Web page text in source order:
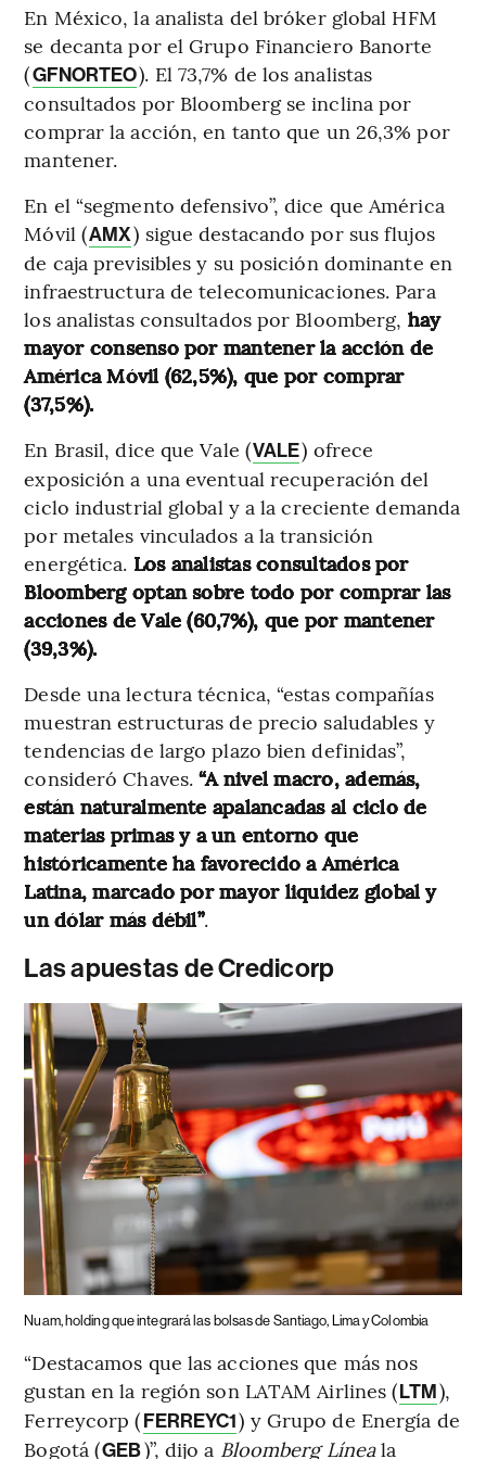
En México, la analista del bróker global HFM
se decanta por el Grupo Financiero Banorte
(GFNORTEO). El 73,7% de los analistas
consultados por Bloomberg se inclina por
comprar la acción, en tanto que un 26,3% por
mantener.
En el “segmento defensivo”, dice que América
Móvil (AMX) sigue destacando por sus flujos
de caja previsibles y su posición dominante en
infraestructura de telecomunicaciones. Para
los analistas consultados por Bloomberg, hay
mayor consenso por mantener la acción de
América Móvil (62,5%), que por comprar
(37,5%).
En Brasil, dice que Vale (VALE) ofrece
exposición a una eventual recuperación del
ciclo industrial global y a la creciente demanda
por metales vinculados a la transición
energética. Los analistas consultados por
Bloomberg optan sobre todo por comprar las
acciones de Vale (60,7%), que por mantener
(39,3%).
Desde una lectura técnica, “estas compañías
muestran estructuras de precio saludables y
tendencias de largo plazo bien definidas”,
consideró Chaves.“A nivel macro, además,
están naturalmente apalancadas al ciclo de
materias primas y a un entorno que
históricamente ha favorecido a América
Latina, marcado por mayor liquidez global y
un dólar más débil”.
Las apuestas de Credicorp
Nuam, holding que integrará las bolsas de Santiago, Lima y Colombia
“Destacamos que las acciones que más nos
gustan en la región son LATAM Airlines (LTM),
Ferreycorp (FERREYC1) y Grupo de Energía de
Bogotá (GEB)”, dijo a Bloomberg Líneala